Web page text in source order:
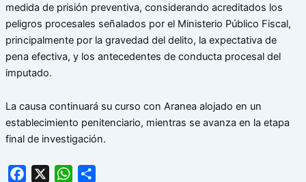
medida de prisión preventiva, considerando acreditados los
peligros procesales señalados por el Ministerio Público Fiscal,
principalmente por la gravedad del delito, la expectativa de
pena efectiva, y los antecedentes de conducta procesal del
imputado.
La causa continuará su curso con Aranea alojado en un
establecimiento penitenciario, mientras se avanza en la etapa
final de investigación.
Facebook WhatsApp